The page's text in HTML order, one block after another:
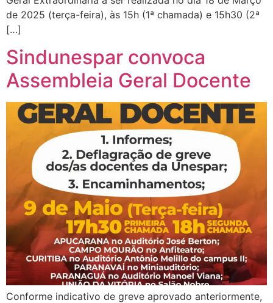
de 2025 (terça-feira), às 15h (1ª chamada) e 15h30 (2ª
[…]
Sindunespar convoca
Assembleia Geral Docente
Conforme indicativo de greve aprovado anteriormente,